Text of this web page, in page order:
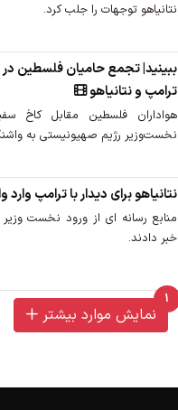
نتانیاهو توجهات را جلب کرد.
ببینید| تجمع حامیان فلسطین در
ترامپ و نتانیاهو
هواداران فلسطین مقابل کاخ
نخست‌وزیر رژیم صهیونیستی به
نتانیاهو برای دیدار با ترامپ
منابع رسانه ای از ورود نخست
خبر دادند.
1
unread messages
نمایش موارد بیشتر